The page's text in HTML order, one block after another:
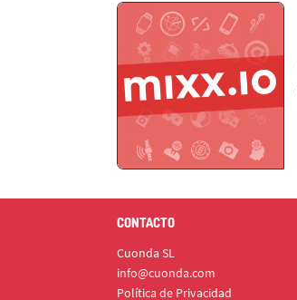
CONTACTO
Cuonda SL
info@cuonda.com
Política de Privacidad